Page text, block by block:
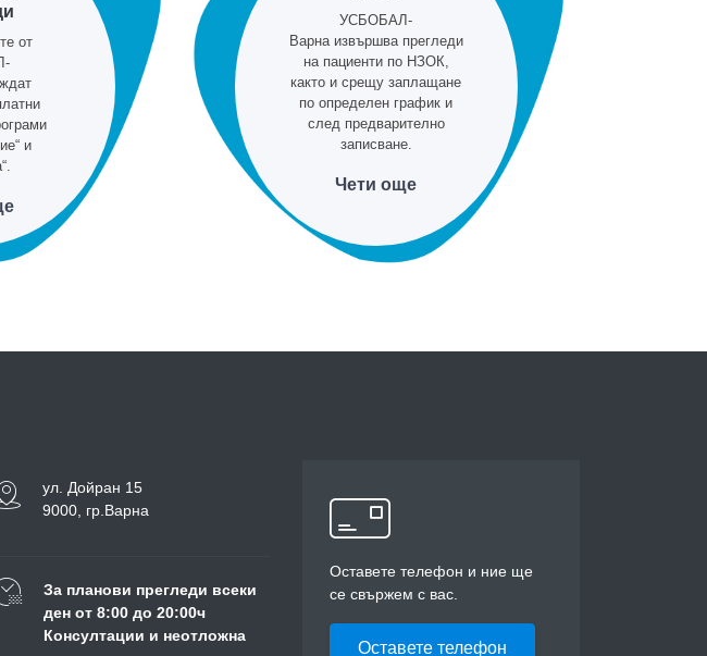
от
и
УСБОБАЛ-
Варна извършва прегледи
на пациенти по НЗОК,
както и срещу заплащане
по определен график и
след предварително
записване.
Чети още
ул. Дойран 15
9000, гр.Варна
За планови прегледи всеки
ден от 8:00 до 20:00ч
Консултации и неотложна
Оставете телефон и ние ще
се свържем с вас.
Оставете телефон